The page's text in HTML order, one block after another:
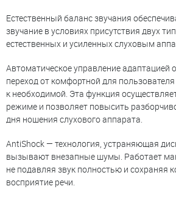
Естественный баланс звучания
звучание в условиях присутствия двух
естественных и усиленных слуховым
Автоматическое управление адаптацией
переход от комфортной для пользователя
к необходимой. Эта функция
режиме и позволяет повысить
дня ношения слухового аппарата.
AntiShock — технология, устраняющая
вызывают внезапные шумы. Работает
не подавляя звук полностью и сохраняя
восприятие речи.